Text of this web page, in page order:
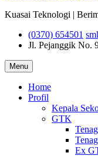
Kuasai Teknologi |
(0370) 654501
Jl. Pejanggik No.
Menu
Home
Profil
Kepala
GTK
Ex